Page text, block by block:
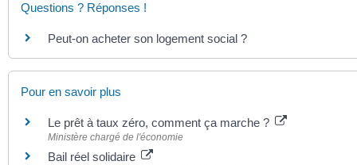
Questions ? Réponses !
Peut-on acheter son logement social ?
Pour en savoir plus
Le prêt à taux zéro, comment ça marche ?
Ministère chargé de l'économie
Bail réel solidaire